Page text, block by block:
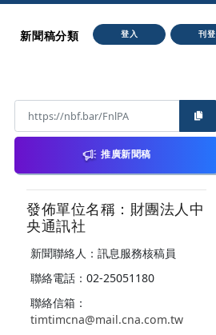
新聞稿分類 登入 刊登
推廣新聞稿
發佈單位名稱：財團法人中
央通訊社
新聞聯絡人：訊息服務核稿員
聯絡電話：02-25051180
聯絡信箱：
timtimcna@mail.cna.com.tw